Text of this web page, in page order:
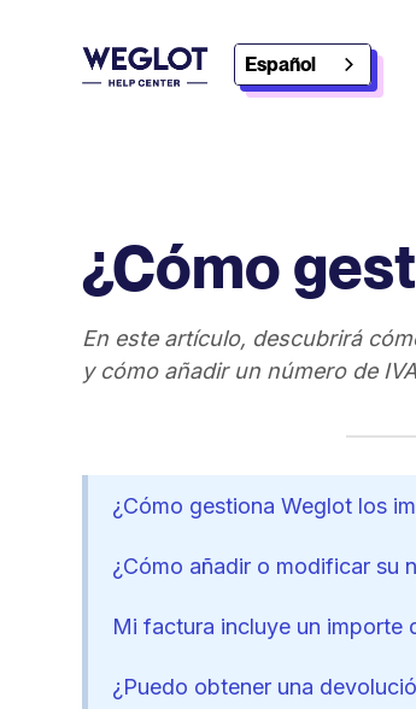
Español
¿Cómo
En este artículo, descubrirá
y cómo añadir un número de
¿Cómo gestiona Weglot los
¿Cómo añadir o modificar su
Mi factura incluye un importe
¿Puedo obtener una